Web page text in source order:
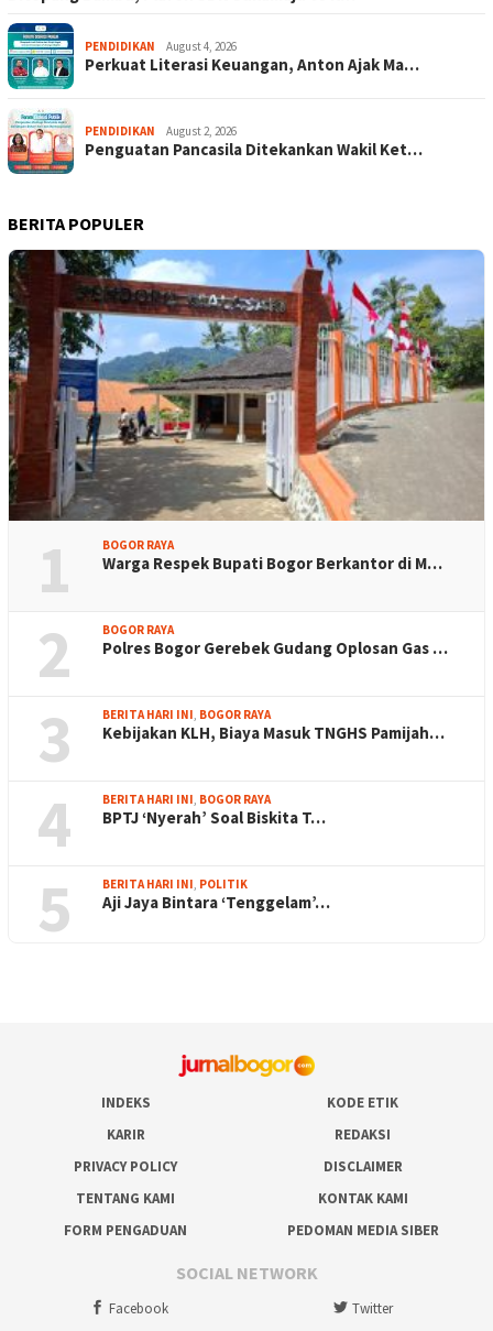
PENDIDIKAN August 4, 2026
Perkuat Literasi Keuangan, Anton Ajak Ma…
PENDIDIKAN August 2, 2026
Penguatan Pancasila Ditekankan Wakil Ket…
BERITA POPULER
1 BOGOR RAYA
Warga Respek Bupati Bogor Berkantor di M…
2 BOGOR RAYA
Polres Bogor Gerebek Gudang Oplosan Gas …
3 BERITA HARI INI BOGOR RAYA
Kebijakan KLH, Biaya Masuk TNGHS Pamijah…
4 BERITA HARI INI BOGOR RAYA
BPTJ ‘Nyerah’ Soal Biskita T…
5 BERITA HARI INI POLITIK
Aji Jaya Bintara ‘Tenggelam’…
INDEKS
KODE ETIK
KARIR
REDAKSI
PRIVACY POLICY
DISCLAIMER
TENTANG KAMI
KONTAK KAMI
FORM PENGADUAN
PEDOMAN MEDIA SIBER
SOCIAL NETWORK
Facebook Twitter